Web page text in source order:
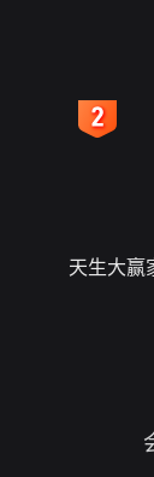
天生大赢